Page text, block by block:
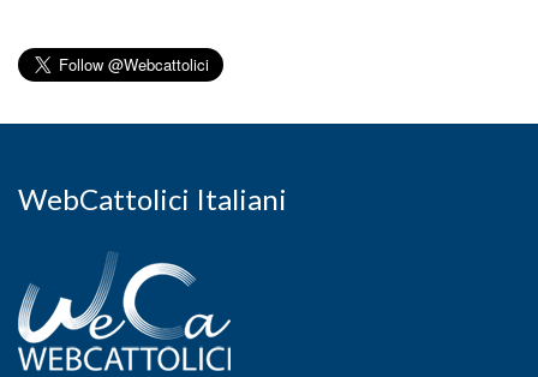
WebCattolici Italiani